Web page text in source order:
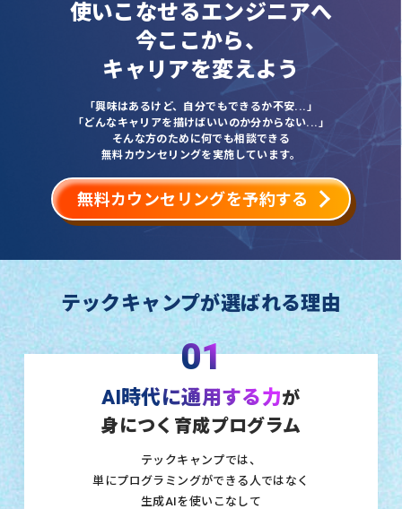
使いこなせるエンジニアへ
今ここから、
キャリアを変えよう
「興味はあるけど、自分でもできるか不安...」
「どんなキャリアを描けばいいのか分からない...」
そんな方のために何でも相談できる
無料カウンセリングを実施しています。
無料カウンセリングを予約する
テックキャンプが選ばれる理由
01
AI時代に通用する力が
身につく育成プログラム
テックキャンプでは、
単にプログラミングができる人ではなく
生成AIを使いこなして